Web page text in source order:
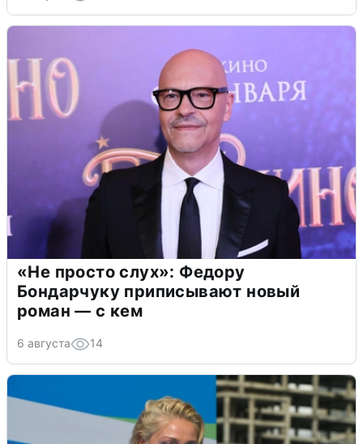
«Не просто слух»: Федору
Бондарчуку приписывают новый
роман — с кем
6 августа 14